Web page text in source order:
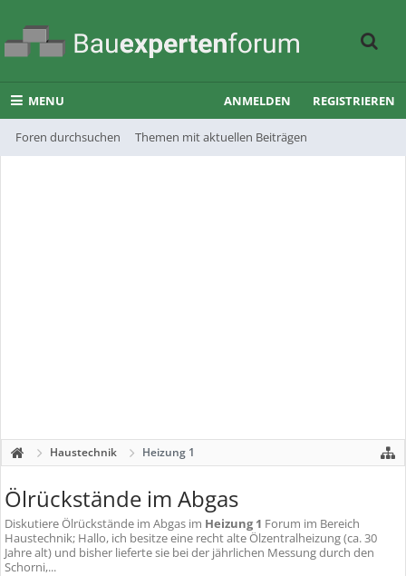
MENU
Foren durchsuchen Themen mit aktuellen Beiträgen
ANMELDEN REGISTRIEREN
Haustechnik Heizung 1
Ölrückstände im Abgas
DiskutiereÖlrückstände im Abgas im Heizung 1 Forum im Bereich
Haustechnik; Hallo, ich besitze eine recht alte Ölzentralheizung (ca. 30
Jahre alt) und bisher lieferte sie bei der jährlichen Messung durch den
Schorni,...